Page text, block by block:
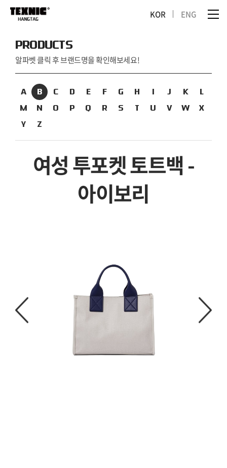
KOR ENG
PRODUCTS
알파벳 클릭 후 브랜드명을 확인해보세요!
A B C D E F G H I J K
L
M
N O P Q R S T U V W
X
Y
Z
여성 투포켓 토트백 -
아이보리